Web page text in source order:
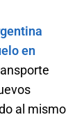
en
al mismo